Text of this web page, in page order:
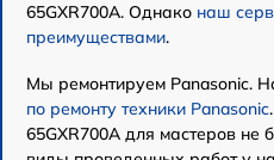
65GXR700A. Однако наш
преимуществами.
Мы ремонтируем Panasonic.
по ремонту техники Panasonic
65GXR700A для мастеров не